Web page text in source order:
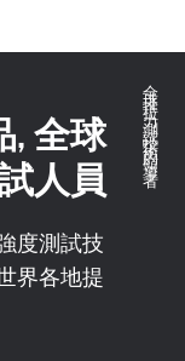
全球推拉力測試技術的領導者
, 全球
人員
度測試技
界各地提